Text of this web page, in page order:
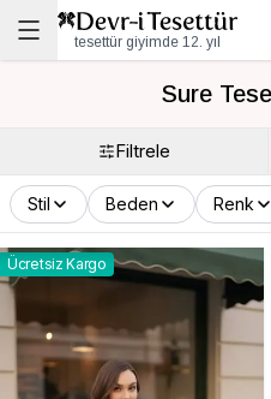
tesettür giyimde 12. yıl
Sure
Filtrele
Stil Beden Renk
Ücretsiz Kargo